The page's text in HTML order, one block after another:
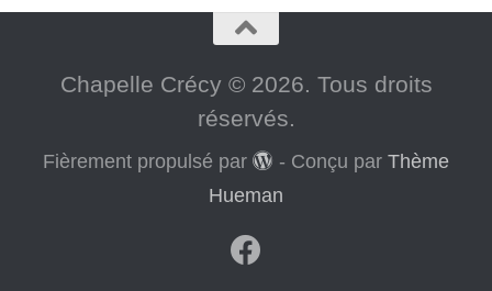
Chapelle Crécy © 2026. Tous droits
réservés.
Fièrement propulsé par - Conçu par Thème
Hueman